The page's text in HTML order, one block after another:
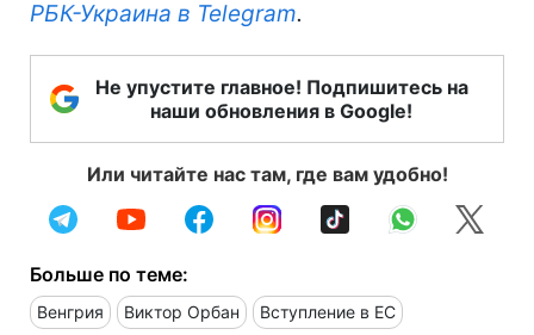
РБК-Украина в Telegram.
Не упустите главное! Подпишитесь на
наши обновления в Google!
Или читайте нас там, где вам удобно!
Больше по теме:
Венгрия Виктор Орбан Вступление в ЕС